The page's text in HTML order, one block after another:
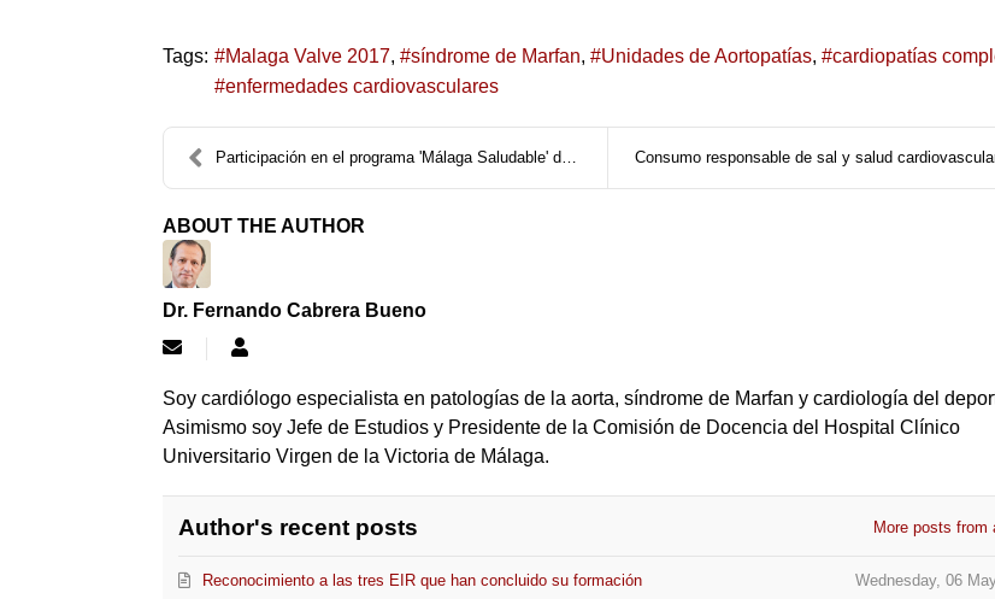
Tags: Malaga Valve 2017 síndrome de Marfan Unidades de Aortopatías
cardiopatías
enfermedades cardiovasculares
Participación en el programa 'Málaga Saludable' de... Consumo responsable de sal y salud
ABOUT THE AUTHOR
Dr. Fernando Cabrera Bueno
Subscribe
updates
from
author
Dr.
Cabrera
Bueno
Soy cardiólogo especialista en patologías de la aorta, síndrome de Marfan y cardiología del
Asimismo soy Jefe de Estudios y Presidente de la Comisión de Docencia del Hospital Clínico
Universitario Virgen de la Victoria de Málaga.
Author's recent posts More posts from
Wednesday, 06
Reconocimiento a las tres EIR que han concluido su formación